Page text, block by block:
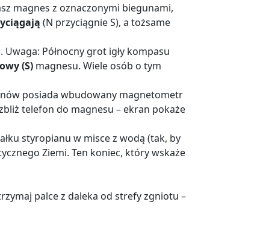
magnes z oznaczonymi biegunami,
(N przyciągnie S), a tożsame
Północny grot igły kompasu
(S) magnesu. Wiele osób o tym
posiada wbudowany magnetometr
telefon do magnesu – ekran pokaże
styropianu w misce z wodą (tak, by
Ziemi. Ten koniec, który wskaże
palce z daleka od strefy zgniotu –